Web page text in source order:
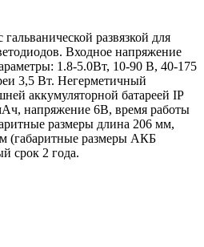
развязкой для
Входное напряжение
1.8-5.0Вт, 10-90 В, 40-175
3,5 Вт. Негерметичный
аккумуляторной батареей IP
напряжение 6В, время работы
размеры длина 206 мм,
(габаритные размеры АКБ
срок 2 года.